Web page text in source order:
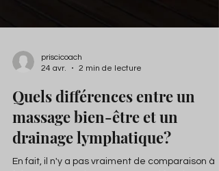
24 avr.
2 min de lecture
Quels différences entre un
massage bien-être et un
drainage lymphatique?